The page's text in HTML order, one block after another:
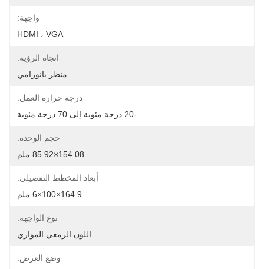
واجهة:
HDMI ، VGA
اتجاه الرؤية:
منظر بانورامي
درجة حرارة العمل:
-20 درجة مئوية إلى 70 درجة مئوية
حجم الوحدة:
154.08×85.92 ملم
أبعاد المخطط التفصيلي:
164.9×100×6 ملم
نوع الواجهة:
اللون الرمغي الموازي
وضع العرض: